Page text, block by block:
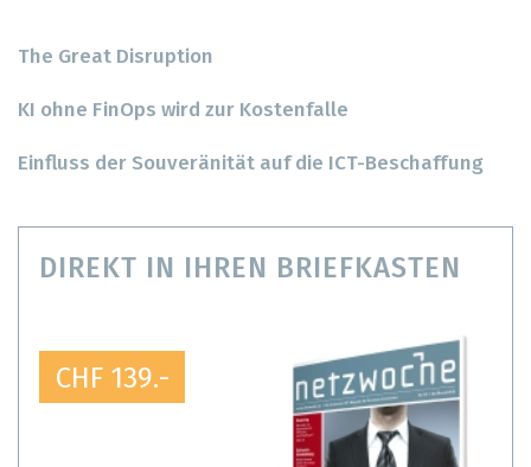
The Great Disruption
KI ohne FinOps wird zur Kostenfalle
Einfluss der Souveränität auf die ICT-Beschaffung
DIREKT IN IHREN BRIEFKASTEN
CHF 139.-